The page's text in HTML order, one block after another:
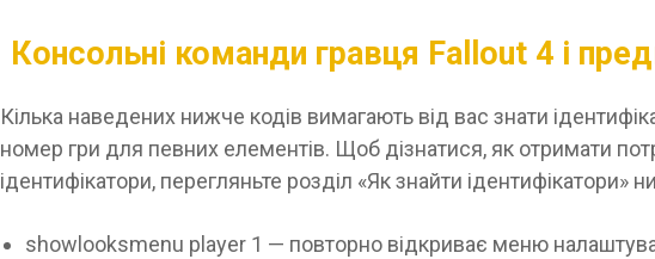
Консольні команди гравця Fallout 4 і
Кілька наведених нижче кодів вимагають від вас знати
номер гри для певних елементів. Щоб дізнатися, як отримати
ідентифікатори, перегляньте розділ «Як знайти ідентифікатори»
showlooksmenu player 1 — повторно відкриває меню